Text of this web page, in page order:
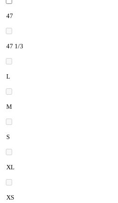
47
47 1/3
L
M
S
XL
XS